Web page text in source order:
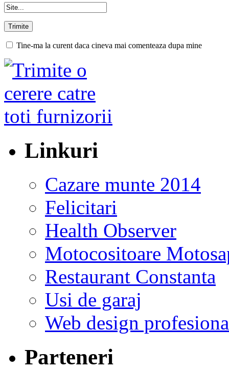
Tine-ma la curent daca cineva mai comenteaza dupa mine
Linkuri
Cazare munte 2014
Felicitari
Health Observer
Motocositoare
Restaurant Constanta
Usi de garaj
Web design
Parteneri